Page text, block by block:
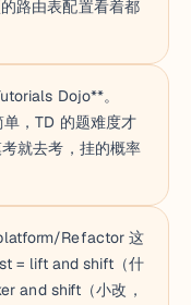
路由表配置看着都
Dojo**。
，TD 的题难度才
就去考，挂的概率
Refactor 这
= lift and shift（什
and shift（小改，